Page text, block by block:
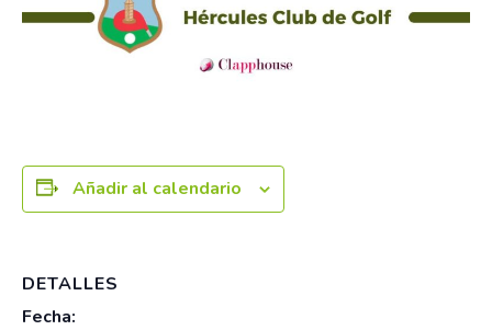
Añadir al calendario
DETALLES
Fecha: